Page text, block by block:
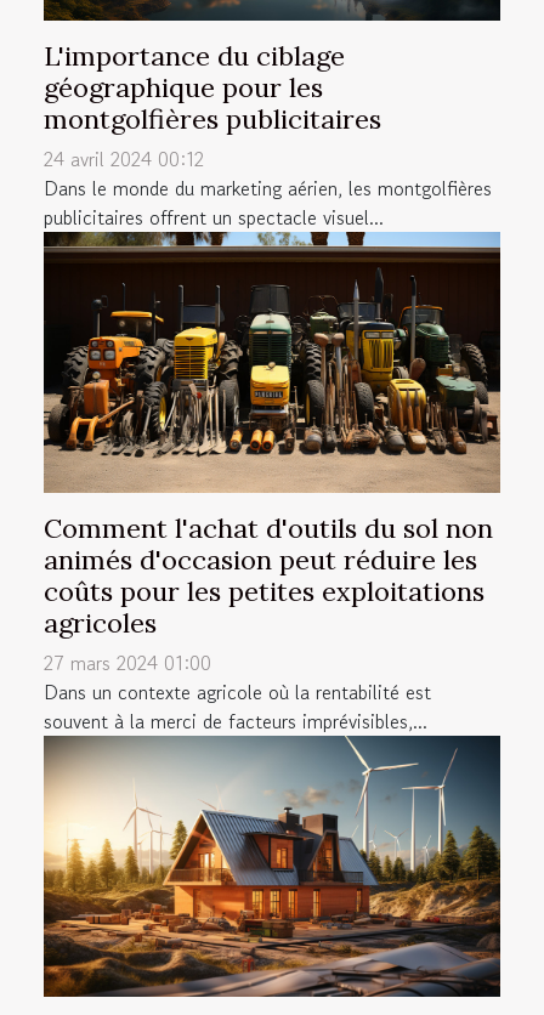
L'importance du ciblage
géographique pour les
montgolfières publicitaires
24 avril 2024 00:12
Dans le monde du marketing aérien, les montgolfières
publicitaires offrent un spectacle visuel...
Comment l'achat d'outils du sol non
animés d'occasion peut réduire les
coûts pour les petites exploitations
agricoles
27 mars 2024 01:00
Dans un contexte agricole où la rentabilité est
souvent à la merci de facteurs imprévisibles,...